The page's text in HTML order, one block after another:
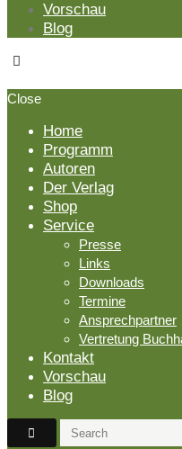
Vorschau
Blog
Close
Home
Programm
Autoren
Der Verlag
Shop
Service
Presse
Links
Downloads
Termine
Ansprechpartner
Vertretung
Kontakt
Vorschau
Blog